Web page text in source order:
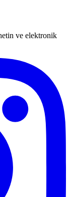
ve elektronik